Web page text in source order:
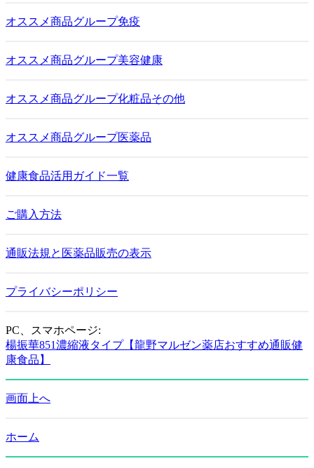
オススメ商品グループ免疫
オススメ商品グループ美容健康
オススメ商品グループ化粧品その他
オススメ商品グループ医薬品
健康食品活用ガイド一覧
ご購入方法
通販法規と医薬品販売の表示
プライバシーポリシー
PC、スマホページ:
楊振華851濃縮液タイプ【龍野マルゼン薬店おすすめ通販健
康食品】
画面上へ
ホーム